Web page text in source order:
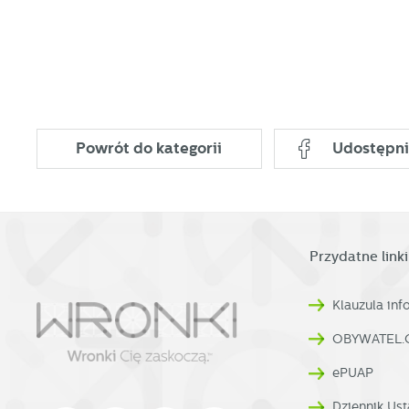
Powrótdo kategorii
Przydatne linki
Klauzula
ePUAP